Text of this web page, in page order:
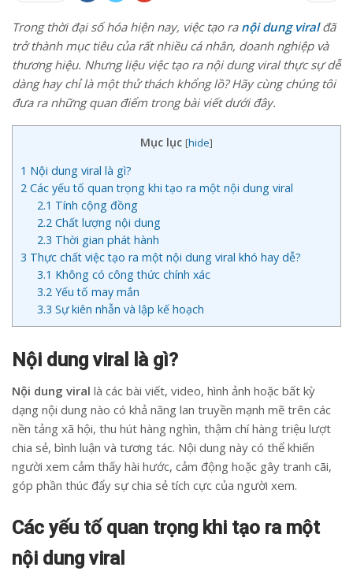
Trong thời đại số hóa hiện nay, việc tạo ra nội dung viralđã
trở thành mục tiêu của rất nhiều cá nhân, doanh nghiệp và
thương hiệu. Nhưng liệu việc tạo ra nội dung viral thực sự dễ
dàng hay chỉ là một thử thách khổng lồ? Hãy cùng chúng tôi
đưa ra những quan điểm trong bài viết dưới đây.
Mục lục [hide]
1 Nội dung viral là gì?
2 Các yếu tố quan trọng khi tạo ra một nội dung viral
2.1 Tính cộng đồng
2.2 Chất lượng nội dung
2.3 Thời gian phát hành
3 Thực chất việc tạo ra một nội dung viral khó hay dễ?
3.1 Không có công thức chính xác
3.2 Yếu tố may mắn
3.3 Sự kiên nhẫn và lập kế hoạch
Nội dung viral là gì?
Nội dung viral là các bài viết, video, hình ảnh hoặc bất kỳ
dạng nội dung nào có khả năng lan truyền mạnh mẽ trên các
nền tảng xã hội, thu hút hàng nghìn, thậm chí hàng triệu lượt
chia sẻ, bình luận và tương tác. Nội dung này có thể khiến
người xem cảm thấy hài hước, cảm động hoặc gây tranh cãi,
góp phần thúc đẩy sự chia sẻ tích cực của người xem.
Các yếu tố quan trọng khi tạo ra một
nội dung viral